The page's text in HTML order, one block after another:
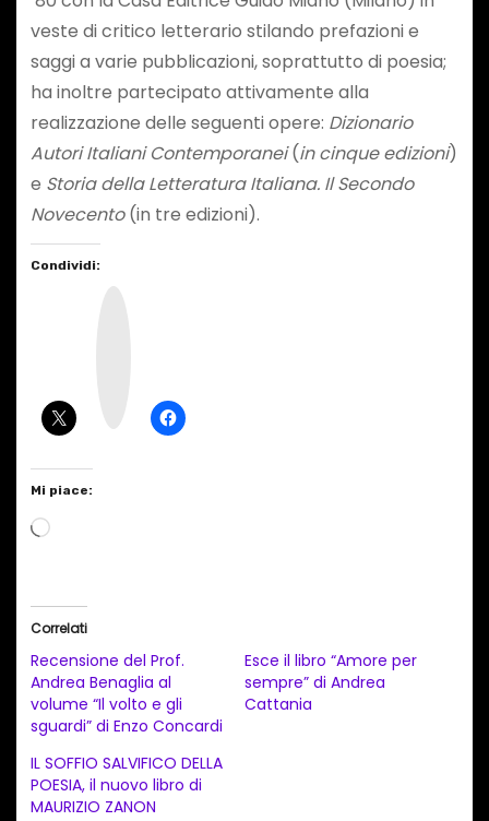
veste di critico letterario stilando prefazioni e
saggi a varie pubblicazioni, soprattutto di poesia;
ha inoltre partecipato attivamente alla
realizzazione delle seguenti opere: Dizionario
Autori Italiani Contemporanei(in cinque edizioni)
e Storia della Letteratura Italiana. Il Secondo
Novecento(in tre edizioni).
Condividi:
Mi piace:
C
a
m
e
n
t
Correlati
Recensione del Prof.
Andrea Benaglia al
volume “Il volto e gli
sguardi” di Enzo Concardi
Esce il libro “Amore per
sempre” di Andrea
Cattania
IL SOFFIO SALVIFICO DELLA
POESIA, il nuovo libro di
MAURIZIO ZANON